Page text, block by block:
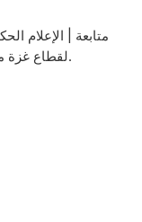
لقطاع غزة مطروح أمام خلية الأزمة غدًا الخميس.